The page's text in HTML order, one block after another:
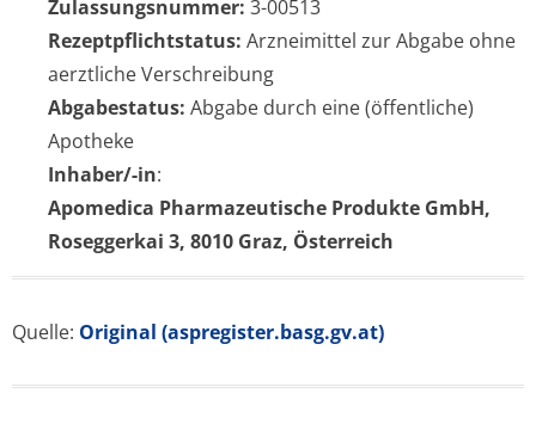
Zulassungsnummer: 3-00513
Rezeptpflichtstatus: Arzneimittel zur Abgabe ohne
aerztliche Verschreibung
Abgabestatus: Abgabe durch eine (öffentliche)
Apotheke
Inhaber/-in:
Apomedica Pharmazeutische Produkte GmbH,
Roseggerkai 3, 8010 Graz, Österreich
Quelle: Original (aspregister.basg.gv.at)